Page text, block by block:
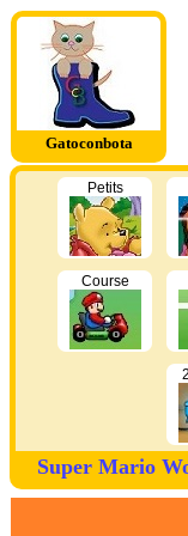
Gatoconbota
Petits
Course
Super Mario